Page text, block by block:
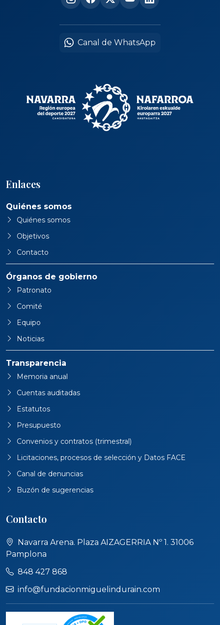
Canal de WhatsApp
Enlaces
Quiénes somos
Quiénes somos
Objetivos
Contacto
Órganos de gobierno
Patronato
Comité
Equipo
Noticias
Transparencia
Memoria anual
Cuentas auditadas
Estatutos
Presupuesto
Convenios y contratos (trimestral)
Licitaciones, procesos de selección y Datos FACE
Canal de denuncias
Buzón de sugerencias
Contacto
Navarra Arena. Plaza AIZAGERRIA Nº 1. 31006
Pamplona
848 427 868
info@fundacionmiguelindurain.com